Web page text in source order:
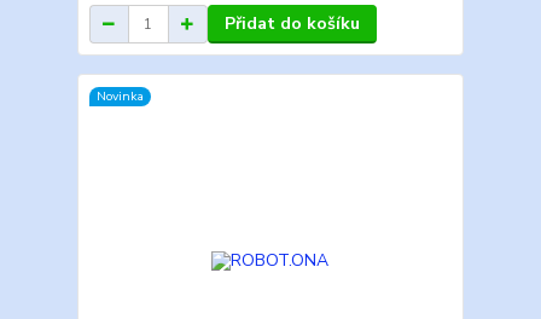
Přidat do košíku
Novinka